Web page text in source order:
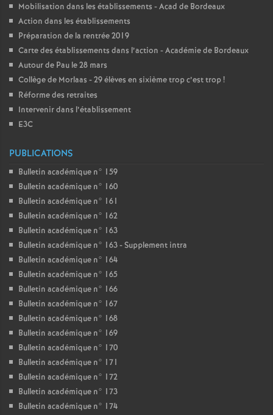
Mobilisation dans les établissements - Acad de Bordeaux
Action dans les établissements
Préparation de la rentrée 2019
Carte des établissements dans l’action - Académie de Bordeaux
Autour de Pau le 28 mars
Collège de Morlaas - 29 élèves en sixième trop c’est trop!
Réforme des retraites
Intervenir dans l’établissement
E3C
PUBLICATIONS
Bulletin académique n° 159
Bulletin académique n° 160
Bulletin académique n° 161
Bulletin académique n° 162
Bulletin académique n° 163
Bulletin académique n° 163 - Supplement intra
Bulletin académique n° 164
Bulletin académique n° 165
Bulletin académique n° 166
Bulletin académique n° 167
Bulletin académique n° 168
Bulletin académique n° 169
Bulletin académique n° 170
Bulletin académique n° 171
Bulletin académique n° 172
Bulletin académique n° 173
Bulletin académique n° 174